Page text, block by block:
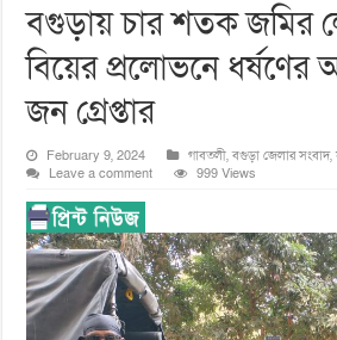
বগুড়ায় চার শতক জমির
বিয়ের প্রলোভনে
জন গ্রেপ্তার
February 9, 2024 গাবতলী,বগুড়া জেলার সংবাদ,
Leave a comment
999 Views